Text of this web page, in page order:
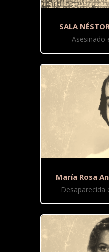
SALA
Asesinado
María Rosa
Desaparecida